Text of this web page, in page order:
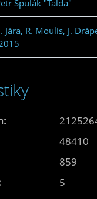
Špulák "Ťalda"
Jára, R. Moulis, J.
5
48410
859